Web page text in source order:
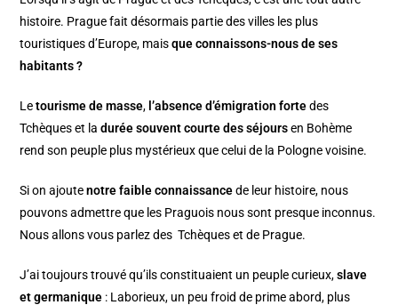
histoire. Prague fait désormais partie des villes les plus
touristiques d’Europe, maisque connaissons-nous de ses
habitants ?
Letourisme de masse, l’absence d’émigration fortedes
Tchèques et ladurée souvent courte des séjoursen Bohème
rend son peuple plus mystérieux que celui de la Pologne voisine.
Si on ajoutenotre faible connaissancede leur histoire, nous
pouvons admettre que les Praguois nous sont presque inconnus.
Nous allons vous parlez des Tchèques et de Prague.
J’ai toujours trouvé qu’ils constituaient un peuple curieux,slave
et germanique : Laborieux, un peu froid de prime abord, plus